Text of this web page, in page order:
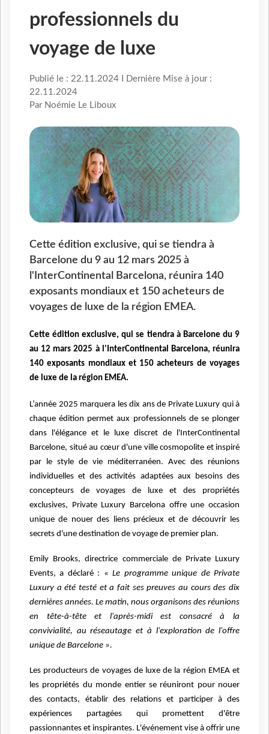
professionnels du
voyage de luxe
Publié le : 22.11.2024 I Dernière Mise à jour :
22.11.2024
Par Noémie Le Liboux
Cette édition exclusive, qui se tiendra à
Barcelone du 9 au 12 mars 2025 à
l'InterContinental Barcelona, réunira 140
exposants mondiaux et 150 acheteurs de
voyages de luxe de la région EMEA.
Cette édition exclusive, qui se tiendra à Barcelone du 9
au 12 mars 2025 à l'InterContinental Barcelona, réunira
140 exposants mondiaux et 150 acheteurs de voyages
de luxe de la région EMEA.
L’année 2025 marquera les dix ans de Private Luxury qui à
chaque édition permet aux professionnels de se plonger
dans l'élégance et le luxe discret de l'InterContinental
Barcelone, situé au cœur d'une ville cosmopolite et inspiré
par le style de vie méditerranéen. Avec des réunions
individuelles et des activités adaptées aux besoins des
concepteurs de voyages de luxe et des propriétés
exclusives, Private Luxury Barcelona offre une occasion
unique de nouer des liens précieux et de découvrir les
secrets d'une destination de voyage de premier plan.
Emily Brooks, directrice commerciale de Private Luxury
Events, a déclaré : « Le programme unique de Private
Luxury a été testé et a fait ses preuves au cours des dix
dernières années. Le matin, nous organisons des réunions
en tête-à-tête et l'après-midi est consacré à la
convivialité, au réseautage et à l'exploration de l'offre
unique de Barcelone ».
Les producteurs de voyages de luxe de la région EMEA et
les propriétés du monde entier se réuniront pour nouer
des contacts, établir des relations et participer à des
expériences partagées qui promettent d'être
passionnantes et inspirantes. L'événement vise à offrir une